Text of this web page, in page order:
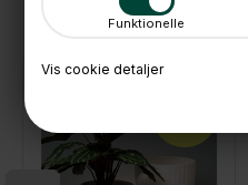
Funktionelle
Vis cookie detaljer